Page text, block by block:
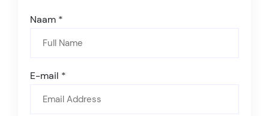
Naam *
E-mail *